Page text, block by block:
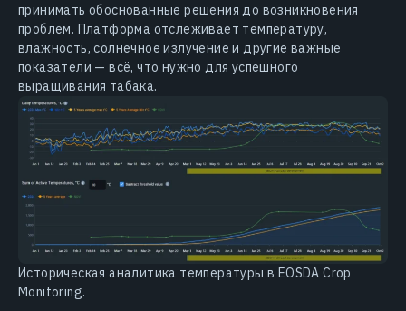
принимать обоснованные решения до возникновения
проблем. Платформа отслеживает температуру,
влажность, солнечное излучение и другие важные
показатели — всё, что нужно для успешного
выращивания табака.
Историческая аналитика температуры в EOSDA Crop
Monitoring.